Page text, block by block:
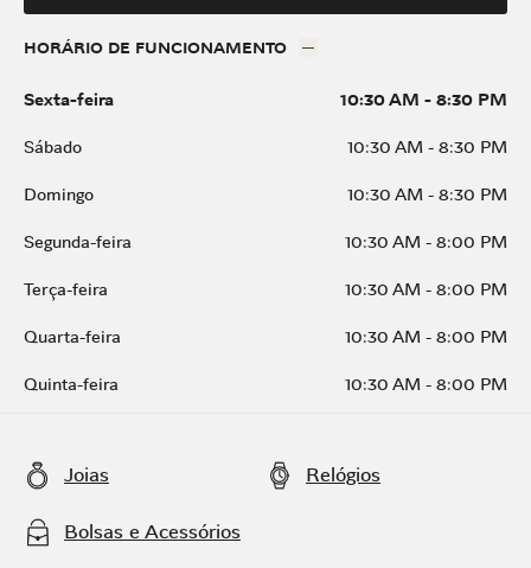
HORÁRIO DE FUNCIONAMENTO
Sexta-feira 10:30 AM - 8:30 PM
Sábado
10:30 AM - 8:30 PM
Domingo
10:30 AM - 8:30 PM
Segunda-feira
10:30 AM - 8:00 PM
Terça-feira
10:30 AM - 8:00 PM
Quarta-feira
10:30 AM - 8:00 PM
Quinta-feira
10:30 AM - 8:00 PM
Joias Relógios
Bolsas e Acessórios